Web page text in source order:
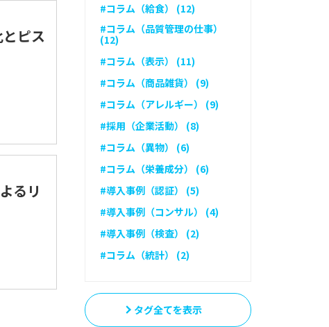
ピス
るリ
#コラム（給食） (12)
#コラム（品質管理の仕事）
(12)
#コラム（表示） (11)
#コラム（商品雑貨） (9)
#コラム（アレルギー） (9)
#採用（企業活動） (8)
#コラム（異物） (6)
#コラム（栄養成分） (6)
#導入事例（認証） (5)
#導入事例（コンサル） (4)
#導入事例（検査） (2)
#コラム（統計） (2)
タグ全てを表示